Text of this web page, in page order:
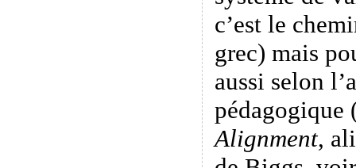
c’est le
grec) mais
aussi selon
pédagogique
Alignment,